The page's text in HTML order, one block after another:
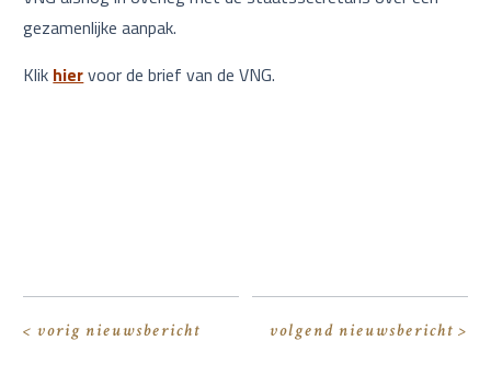
gezamenlijke aanpak.
Klik hiervoor de brief van de VNG.
< vorig nieuwsbericht volgend nieuwsbericht >